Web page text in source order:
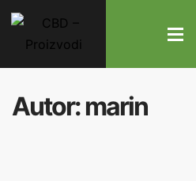
Autor:marin